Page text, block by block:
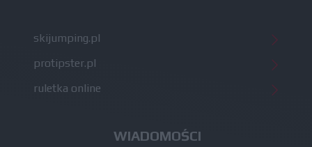
skijumping.pl
protipster.pl
ruletka online
WIADOMOŚCI